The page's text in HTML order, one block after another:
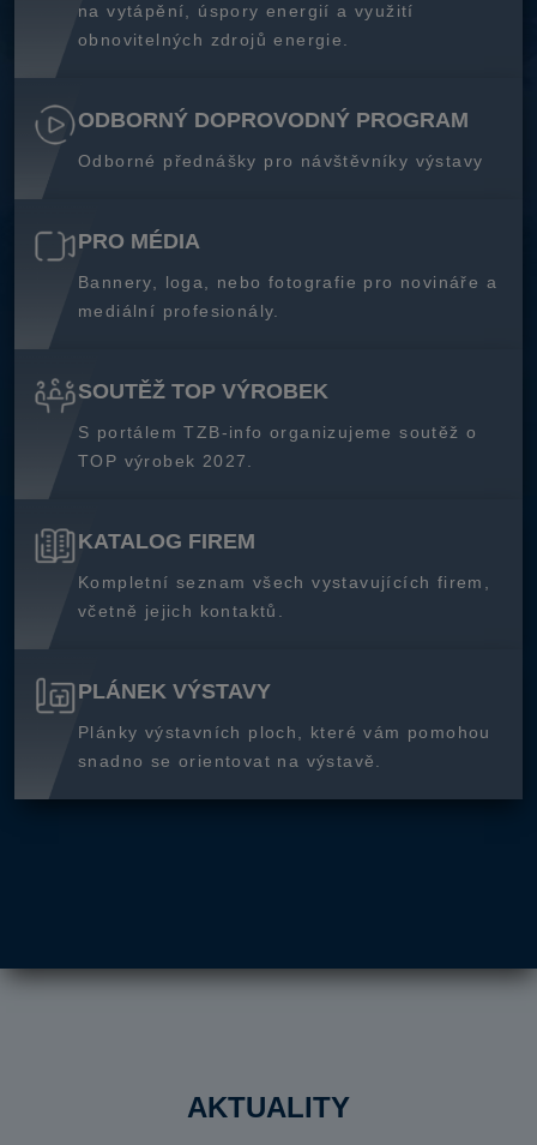
na vytápění, úspory energií a využití
obnovitelných zdrojů energie.
ODBORNÝ DOPROVODNÝ PROGRAM
Odborné přednášky pro návštěvníky výstavy
PRO MÉDIA
Bannery, loga, nebo fotografie pro novináře a
mediální profesionály.
SOUTĚŽ TOP VÝROBEK
S portálem TZB-info organizujeme soutěž o
TOP výrobek 2027.
KATALOG FIREM
Kompletní seznam všech vystavujících firem,
včetně jejich kontaktů.
PLÁNEK VÝSTAVY
Plánky výstavních ploch, které vám pomohou
snadno se orientovat na výstavě.
AKTUALITY